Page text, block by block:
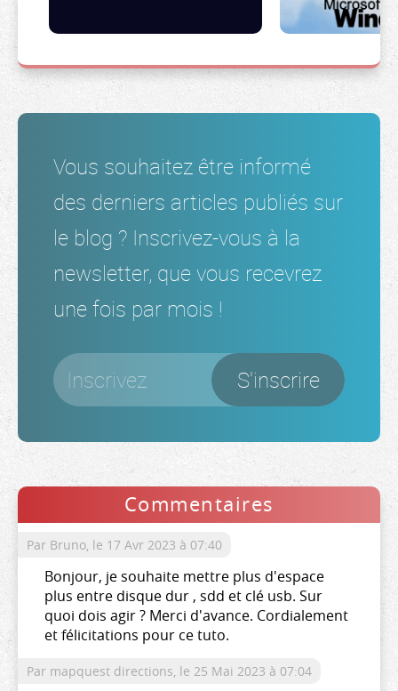
Vous souhaitez être informé
des derniers articles publiés sur
le blog ? Inscrivez-vous à la
newsletter, que vous recevrez
une fois par mois !
Commentaires
Par Bruno, le 17 Avr 2023 à 07:40
Bonjour, je souhaite mettre plus d'espace
plus entre disque dur , sdd et clé usb. Sur
quoi dois agir ? Merci d'avance. Cordialement
et félicitations pour ce tuto.
Par mapquest directions, le 25 Mai 2023 à 07:04